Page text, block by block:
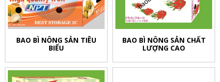
BAO BÌ NÔNG SẢN TIÊU
BIỂU
BAO BÌ NÔNG SẢN CHẤT
LƯỢNG CAO